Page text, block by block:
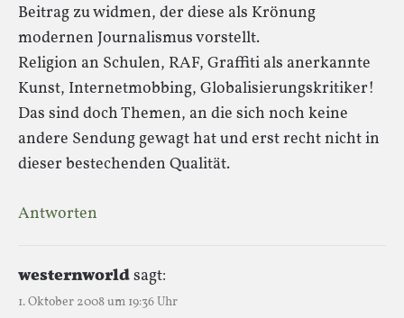
Beitrag zu widmen, der diese als Krönung
modernen Journalismus vorstellt.
Religion an Schulen, RAF, Graffiti als anerkannte
Kunst, Internetmobbing, Globalisierungskritiker!
Das sind doch Themen, an die sich noch keine
andere Sendung gewagt hat und erst recht nicht in
dieser bestechenden Qualität.
Antworten
westernworldsagt:
1. Oktober 2008 um 19:36 Uhr